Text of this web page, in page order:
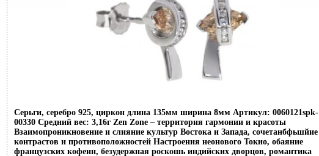
Серьги, серебро 925, циркон длина 135мм ширина 8мм Артикул: 0060121spk-
00330 Средний вес: 3,16г Zen Zone – территория гармонии и красоты
Взаимопроникновение и слияние культур Востока и Запада, сочетанбфьшйие
контрастов и противоположностей Настроения неонового Токио, обаяние
французских кофеин, безудержная роскошь индийских дворцов, романтика